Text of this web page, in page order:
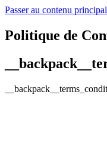
Passer au contenu principal
Politique de